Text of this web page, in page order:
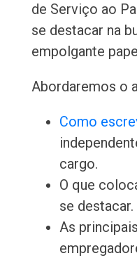
de Serviço ao
se destacar na
empolgante
Abordaremos o
Como
cargo.
O que
se destacar.
As